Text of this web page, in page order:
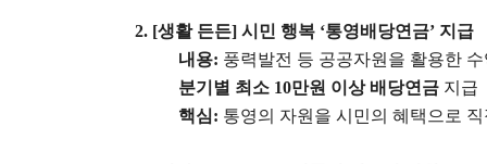
2. [생활 든든] 시민 행복 ‘통영배당연금’ 지급
내용: 풍력발전 등 공공자원을 활용한
분기별 최소 10만원 이상 배당연금 지급
핵심: 통영의 자원을 시민의 혜택으로